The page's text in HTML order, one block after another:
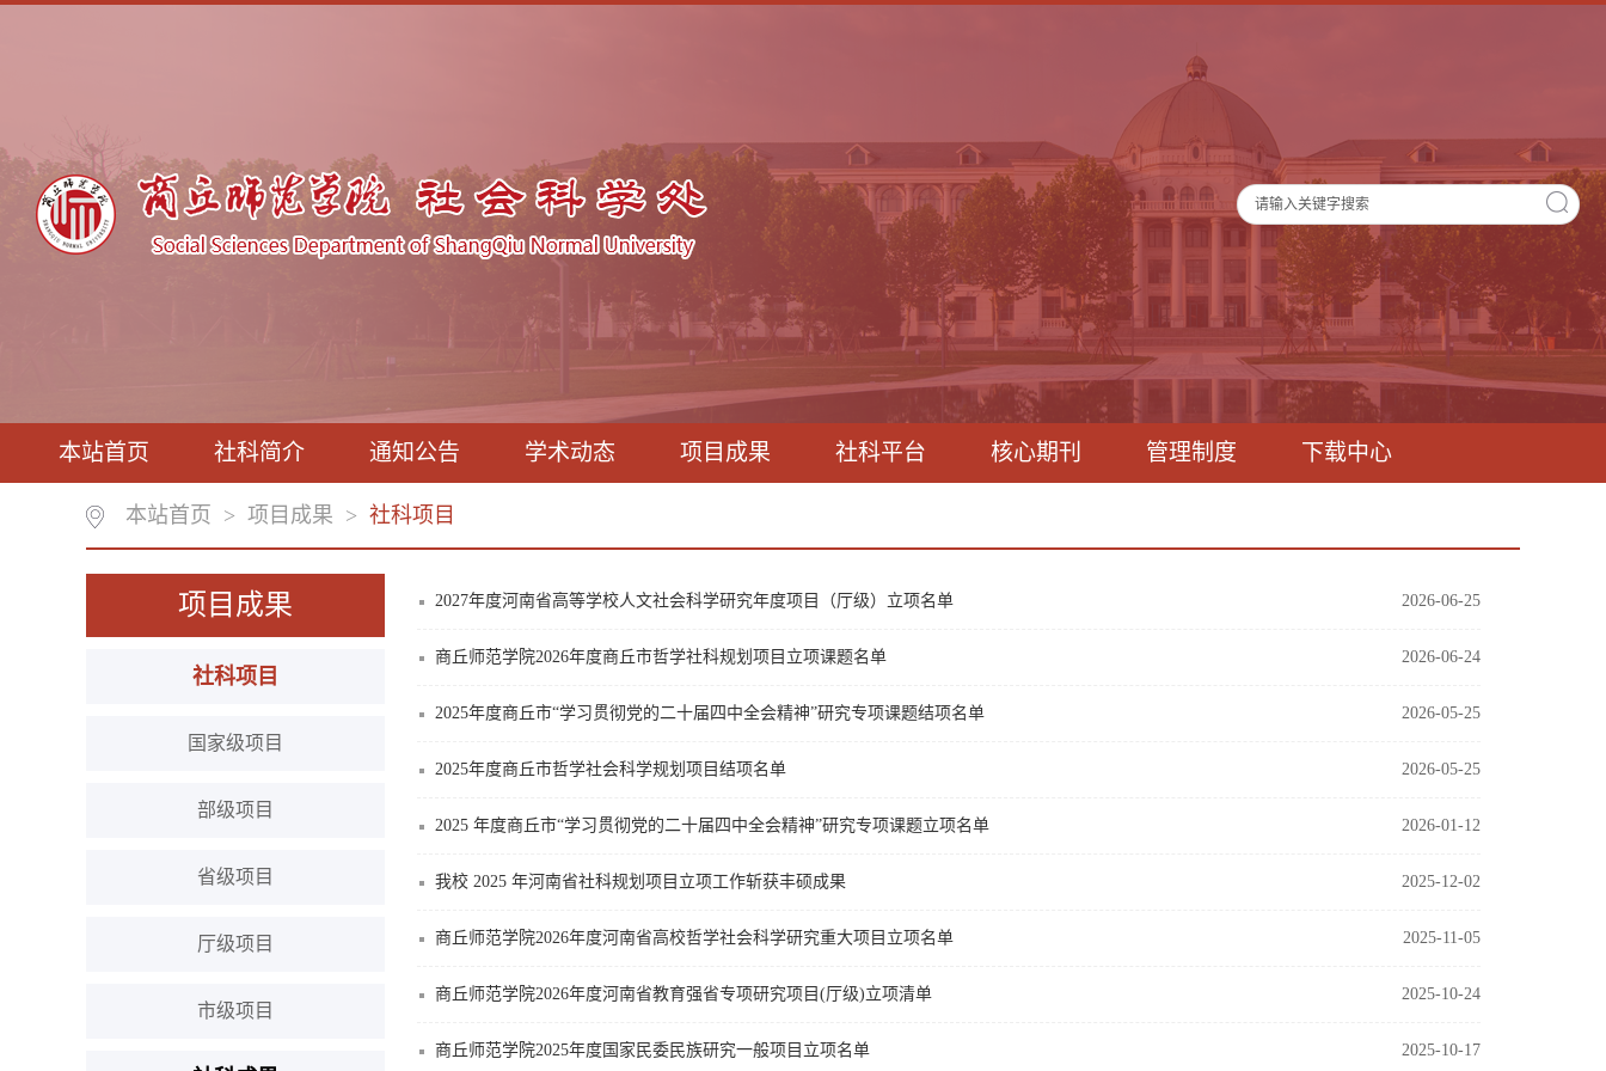
本站首页 社科简介 通知公告 学术动态 项目成果 社科平台 核心期刊 管理制度 下载中心
本站首页 > 项目成果 > 社科项目
项目成果
社科项目
国家级项目
部级项目
省级项目
厅级项目
市级项目
2027年度河南省高等学校人文社会科学研究年度项目（厅级）立项名单 2026-06-25
商丘师范学院2026年度商丘市哲学社科规划项目立项课题名单 2026-06-24
2025年度商丘市“学习贯彻党的二十届四中全会精神”研究专项课题结项名单 2026-05-25
2025年度商丘市哲学社会科学规划项目结项名单 2026-05-25
2025 年度商丘市“学习贯彻党的二十届四中全会精神”研究专项课题立项名单 2026-01-12
我校 2025 年河南省社科规划项目立项工作斩获丰硕成果 2025-12-02
商丘师范学院2026年度河南省高校哲学社会科学研究重大项目立项名单 2025-11-05
商丘师范学院2026年度河南省教育强省专项研究项目(厅级)立项清单 2025-10-24
商丘师范学院2025年度国家民委民族研究一般项目立项名单 2025-10-17